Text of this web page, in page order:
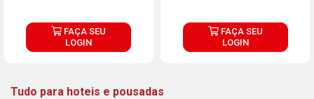
FAÇA SEU
LOGIN
FAÇA SEU
LOGIN
Tudo para hoteis e pousadas